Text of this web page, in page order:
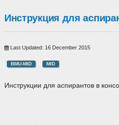
Инструкция для
Last Updated: 16 December 2015
BMU-MID MID
Инструкции для аспирантов в